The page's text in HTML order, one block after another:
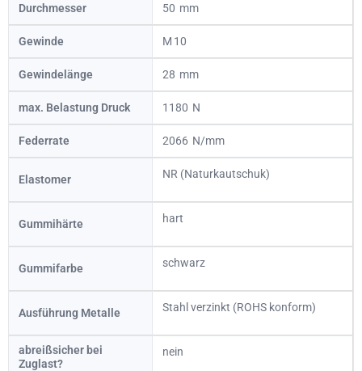
Durchmesser 50
Gewinde 10
Gewindelänge 28
max. Belastung Druck 1180
Federrate 2066
Elastomer NR (Naturkautschuk)
Gummihärte hart
Gummifarbe schwarz
Ausführung Metalle Stahl verzinkt (ROHS konform)
abreißsicher bei
Zuglast?
nein